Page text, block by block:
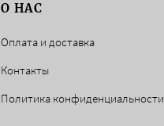
О НАС
Оплата и доставка
Контакты
Политика конфиденциальности